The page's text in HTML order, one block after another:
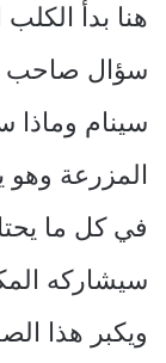
هنا بدأ
سؤال صاحب
سينام وماذا
المزرعة وهو
في كل ما
سيشاركه
ويكبر هذا